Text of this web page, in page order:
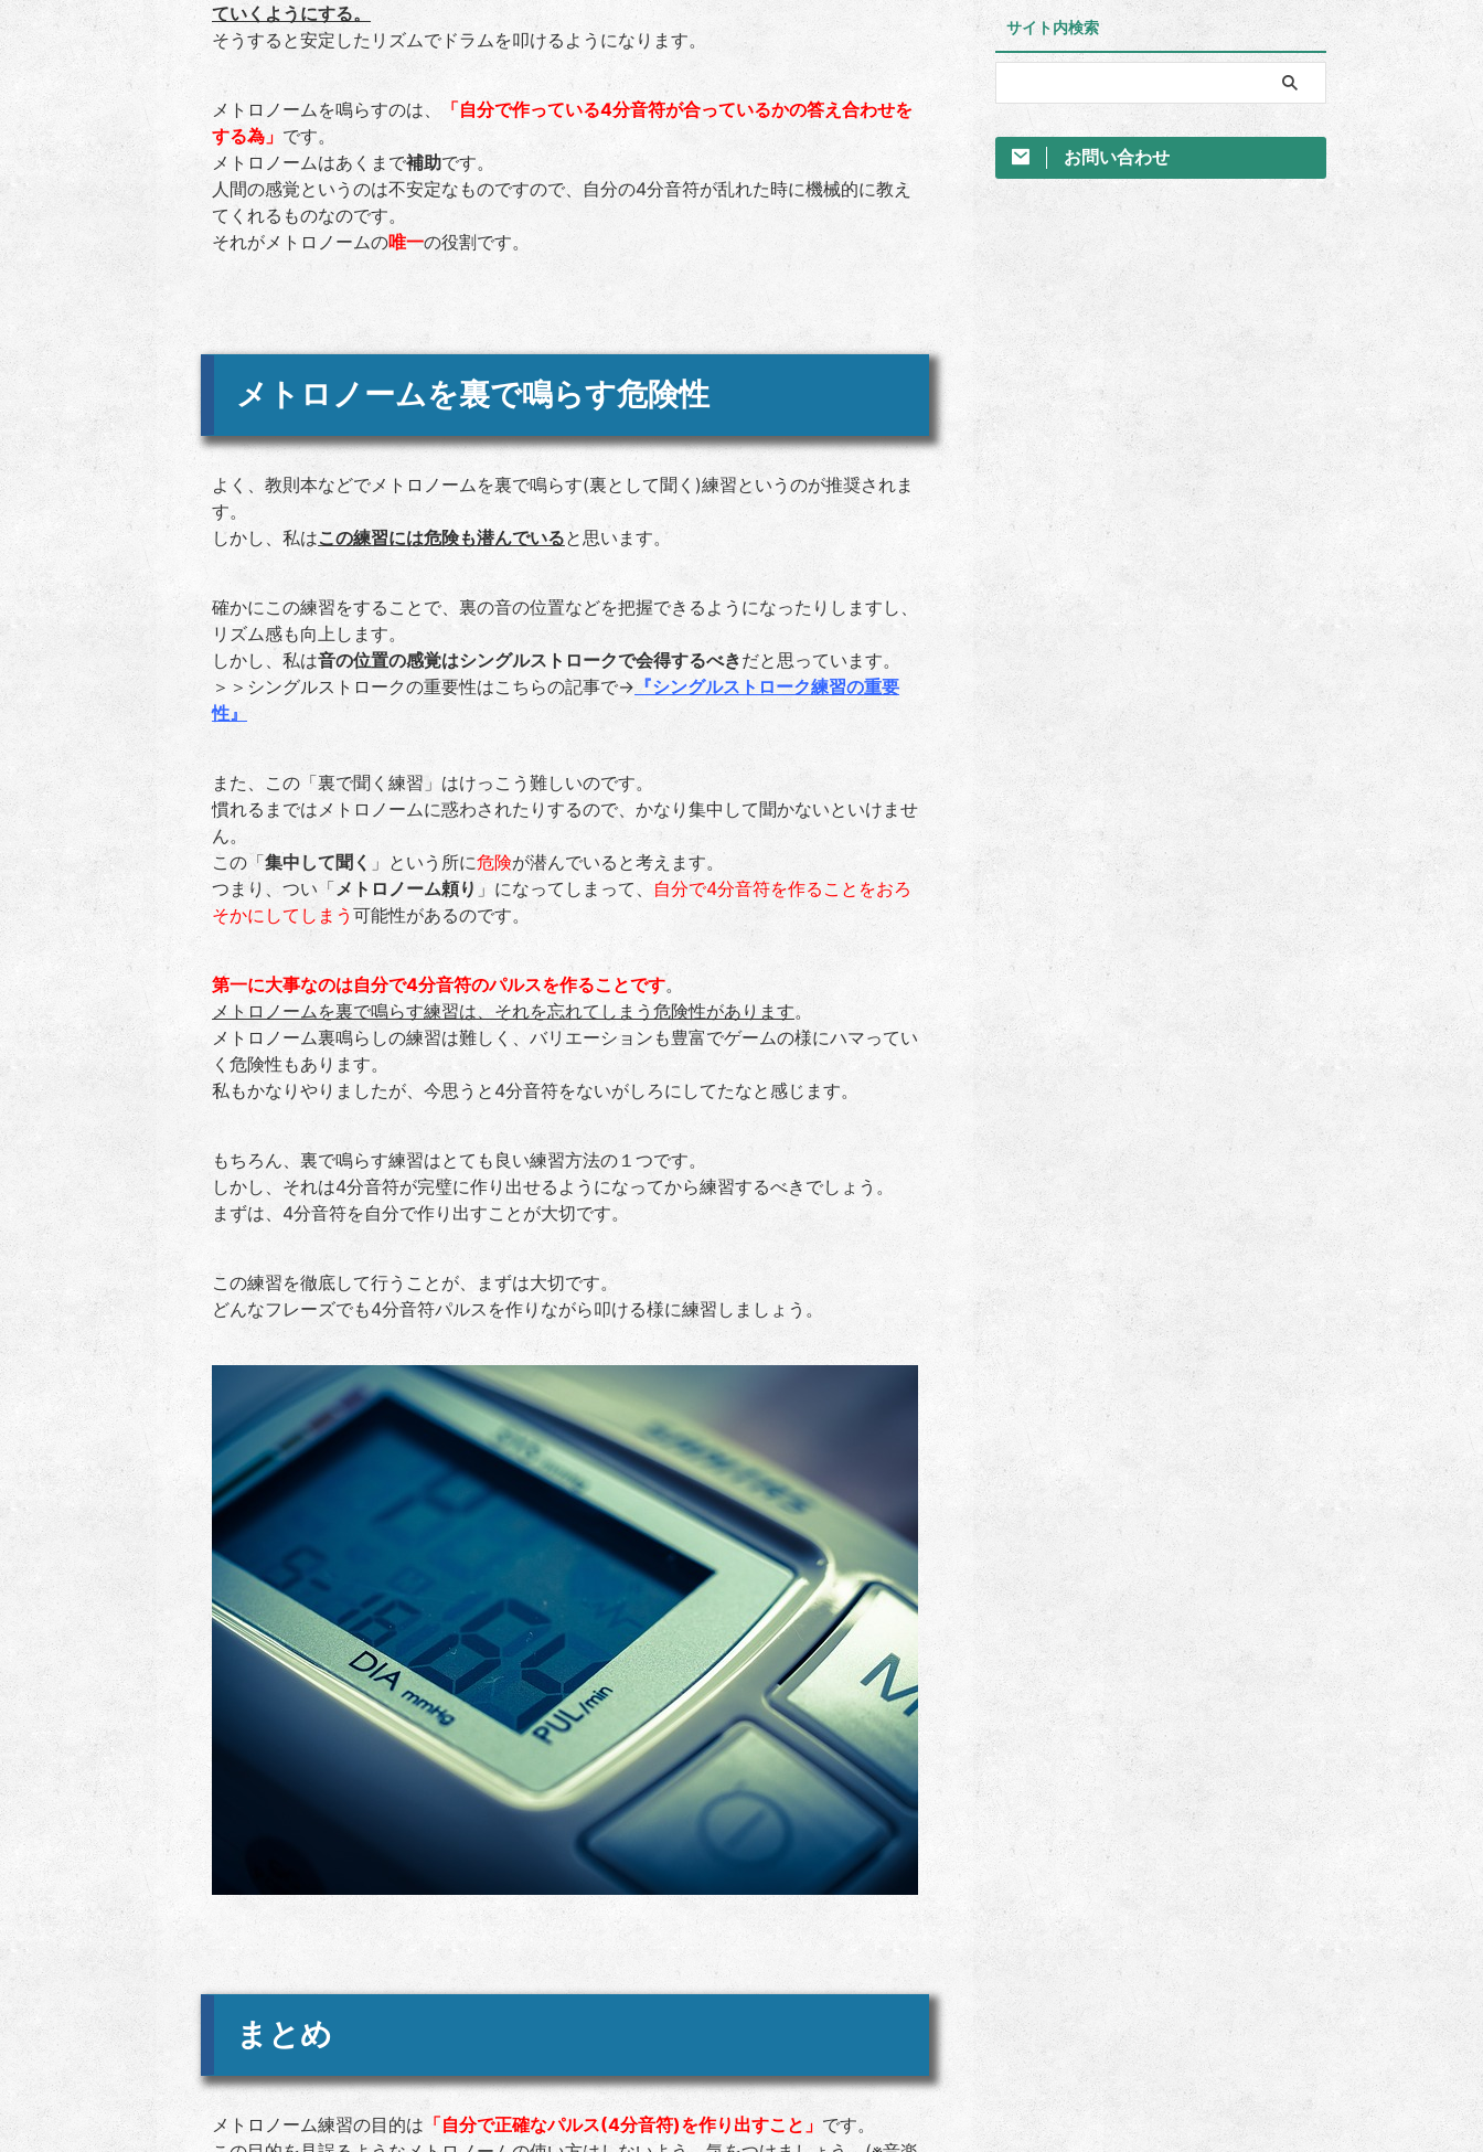
ていくようにする。
そうすると安定したリズムでドラムを叩けるようになります。
メトロノームを鳴らすのは、
「自分で作っている4分音符が合っているかの答え合わせを
する為」 です。
メトロノームはあくまで補助です。
人間の感覚というのは不安定なものですので、自分の4分音符が乱れた時に機械的に教え
てくれるものなのです。
それがメトロノームの唯一の役割です。
メトロノームを裏で鳴らす危険性
よく、教則本などでメトロノームを裏で鳴らす(裏として聞く)練習というのが推奨されま
す。
しかし、私はこの練習には危険も潜んでいると思います。
確かにこの練習をすることで、裏の音の位置などを把握できるようになったりしますし、
リズム感も向上します。
しかし、私は音の位置の感覚はシングルストロークで会得するべきだと思っています。
＞＞シングルストロークの重要性はこちらの記事で→ 『シングルストローク練習の重要
性』
また、この「裏で聞く練習」はけっこう難しいのです。
慣れるまではメトロノームに惑わされたりするので、かなり集中して聞かないといけませ
ん。
この「集中して聞く 」という所に危険が潜んでいると考えます。
つまり、つい「 メトロノーム頼り 」になってしまって、 自分で4分音符を作ることをおろ
そかにしてしまう 可能性があるのです。
第一に大事なのは自分で4分音符のパルスを作ることです。
メトロノームを裏で鳴らす練習は、それを忘れてしまう危険性があります。
メトロノーム裏鳴らしの練習は難しく、バリエーションも豊富でゲームの様にハマってい
く危険性もあります。
私もかなりやりましたが、今思うと4分音符をないがしろにしてたなと感じます。
もちろん、裏で鳴らす練習はとても良い練習方法の１つです。
しかし、それは4分音符が完璧に作り出せるようになってから練習するべきでしょう。
まずは、4分音符を自分で作り出すことが大切です。
この練習を徹底して行うことが、まずは大切です。
どんなフレーズでも4分音符パルスを作りながら叩ける様に練習しましょう。
まとめ
メトロノーム練習の目的は 「自分で正確なパルス(4分音符)を作り出すこと」 です。
サイト内検索
お問い合わせ